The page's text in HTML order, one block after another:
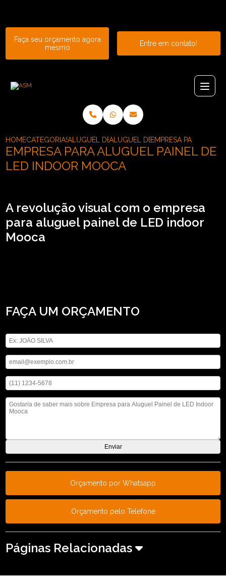
Faça seu orçamento agora
mesmo
Entre em contato!
HOMECATEGORIASALUGUEL DE PAINELALUGUEL DE PAINEL DE LED P2
EMPRESA PARA
EMPRESA PARA ALUGUEL PAINEL DE
LED INDOOR MOOCA
A revolução visual com o empresa
para aluguel painel de LED indoor
Mooca
FAÇA UM ORÇAMENTO
Orçamento por Whatsapp
Orçamento pelo Telefone
Páginas Relacionadas